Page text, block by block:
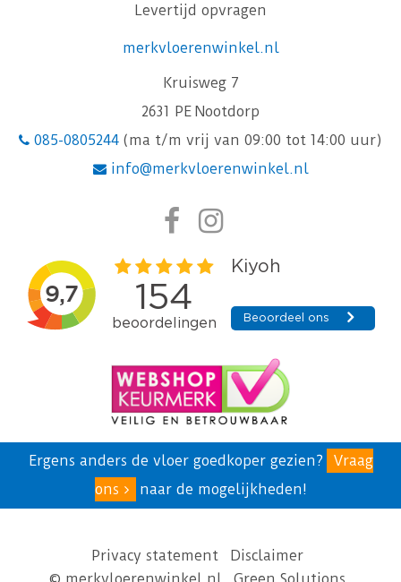
Levertijd opvragen
merkvloerenwinkel.nl
Kruisweg 7
2631 PE Nootdorp
085-0805244 (ma t/m vrij van 09:00 tot 14:00 uur)
info@merkvloerenwinkel.nl
Ergens anders de vloer goedkoper gezien?
Vraag
ons
naar de mogelijkheden!
Privacy statement
Disclaimer